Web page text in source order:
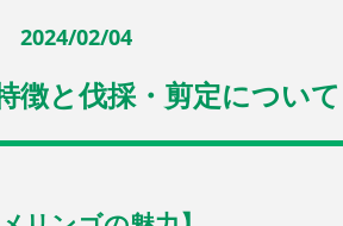
2024/02/04
徴と伐採・剪定について